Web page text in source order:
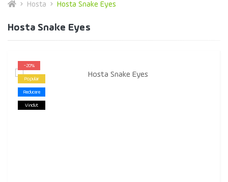
Hosta Hosta Snake Eyes
Hosta Snake Eyes
-20%
Popular
Reducere
Vindut